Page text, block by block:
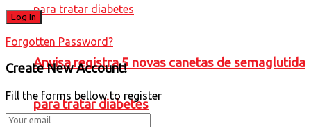
Anvisa registra 5 novas canetas de semaglutida
para tratar diabetes
Forgotten Password?
Create New Account!
Fill the forms bellow to register